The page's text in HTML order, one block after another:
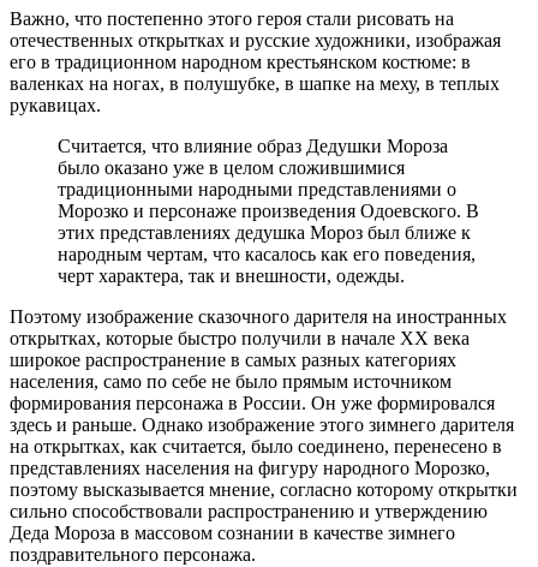
Важно, что постепенно этого героя стали рисовать на
отечественных открытках и русские художники, изображая
его в традиционном народном крестьянском костюме: в
валенках на ногах, в полушубке, в шапке на меху, в теплых
рукавицах.
Считается, что влияние образ Дедушки Мороза
было оказано уже в целом сложившимися
традиционными народными представлениями о
Морозко и персонаже произведения Одоевского. В
этих представлениях дедушка Мороз был ближе к
народным чертам, что касалось как его поведения,
черт характера, так и внешности, одежды.
Поэтому изображение сказочного дарителя на иностранных
открытках, которые быстро получили в начале XX века
широкое распространение в самых разных категориях
населения, само по себе не было прямым источником
формирования персонажа в России. Он уже формировался
здесь и раньше. Однако изображение этого зимнего дарителя
на открытках, как считается, было соединено, перенесено в
представлениях населения на фигуру народного Морозко,
поэтому высказывается мнение, согласно которому открытки
сильно способствовали распространению и утверждению
Деда Мороза в массовом сознании в качестве зимнего
поздравительного персонажа.